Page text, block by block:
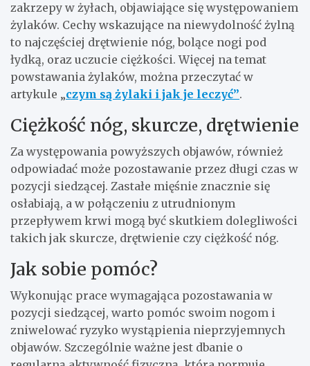
zakrzepy w żyłach, objawiające się występowaniem
żylaków. Cechy wskazujące na niewydolność żylną
to najczęściej drętwienie nóg, bolące nogi pod
łydką, oraz uczucie ciężkości. Więcej na temat
powstawania żylaków, można przeczytać w
artykule „czym są żylaki i jak je leczyć”.
Ciężkość nóg, skurcze, drętwienie
Za występowania powyższych objawów, również
odpowiadać może pozostawanie przez długi czas w
pozycji siedzącej. Zastałe mięśnie znacznie się
osłabiają, a w połączeniu z utrudnionym
przepływem krwi mogą być skutkiem dolegliwości
takich jak skurcze, drętwienie czy ciężkość nóg.
Jak sobie pomóc?
Wykonując prace wymagająca pozostawania w
pozycji siedzącej, warto pomóc swoim nogom i
zniwelować ryzyko wystąpienia nieprzyjemnych
objawów. Szczególnie ważne jest dbanie o